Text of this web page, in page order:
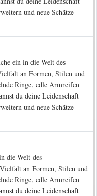
und neue Schätze
ein in die Welt des
an Formen, Stilen und
Ringe, edle Armreifen
du deine Leidenschaft
und neue Schätze
die Welt des
an Formen, Stilen und
Ringe, edle Armreifen
du deine Leidenschaft